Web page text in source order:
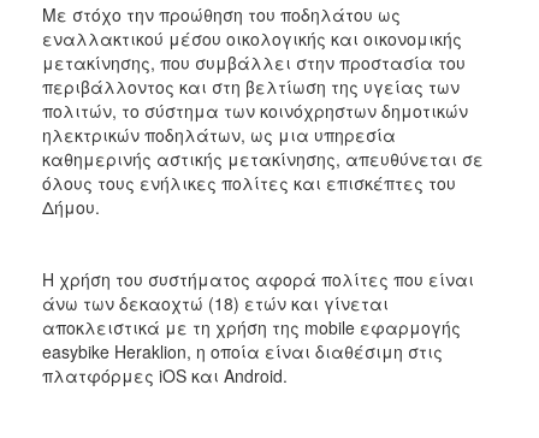
ΔΗΜΟΤΗΣ
ΕΠΙΣΚΕΠΤΗΣ
ΗΡΑΚΛΕΙΟ
Με στόχο την προώθηση του ποδηλάτου ως
εναλλακτικού μέσου οικολογικής και οικονομικής
μετακίνησης, που συμβάλλει στην προστασία του
περιβάλλοντος και στη βελτίωση της υγείας των
πολιτών, το σύστημα των κοινόχρηστων δημοτικών
ηλεκτρικών ποδηλάτων, ως μια υπηρεσία
καθημερινής αστικής μετακίνησης, απευθύνεται σε
όλους τους ενήλικες πολίτες και επισκέπτες του
Δήμου.
Η χρήση του συστήματος αφορά πολίτες που είναι
άνω των δεκαοχτώ (18) ετών και γίνεται
αποκλειστικά με τη χρήση της mobile εφαρμογής
easybike Heraklion, η οποία είναι διαθέσιμη στις
πλατφόρμες iOS και Android.